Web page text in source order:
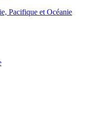
Pacifique et Océanie